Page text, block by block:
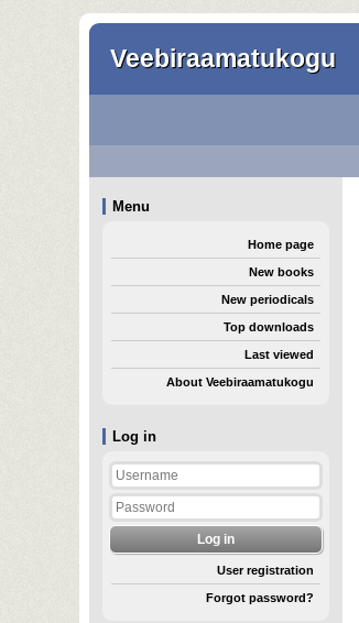
Veebiraamatukogu
Log in
User registration
Forgot password?
Menu
Home page
New books
New periodicals
Top downloads
Last viewed
About Veebiraamatukogu